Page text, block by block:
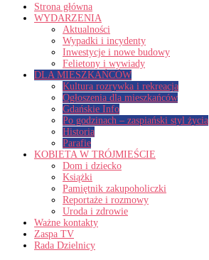
Strona główna
WYDARZENIA
Aktualności
Wypadki i incydenty
Inwestycje i nowe budowy
Felietony i wywiady
DLA MIESZKAŃCÓW
Kultura rozrywka i rekreacja
Ogłoszenia dla mieszkańców
Gdańskie Info
Po godzinach – zaspiański styl życia
Historia
Parafie
KOBIETA W TRÓJMIEŚCIE
Dom i dziecko
Książki
Pamiętnik zakupoholiczki
Reportaże i rozmowy
Uroda i zdrowie
Ważne kontakty
Zaspa TV
Rada Dzielnicy